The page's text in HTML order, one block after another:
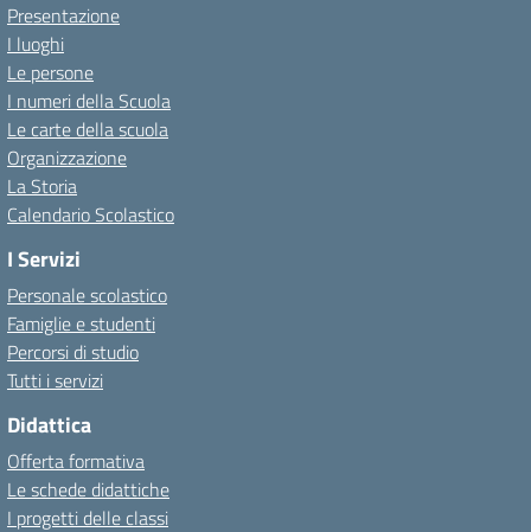
Presentazione
I luoghi
Le persone
I numeri della Scuola
Le carte della scuola
Organizzazione
La Storia
Calendario Scolastico
I Servizi
Personale scolastico
Famiglie e studenti
Percorsi di studio
Tutti i servizi
Didattica
Offerta formativa
Le schede didattiche
I progetti delle classi